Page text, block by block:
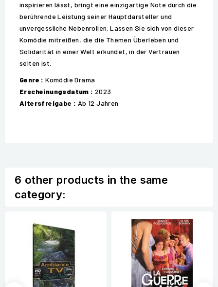
inspirieren lässt, bringt eine einzigartige Note durch die
berührende Leistung seiner Hauptdarsteller und
unvergessliche Nebenrollen. Lassen Sie sich von dieser
Komödie mitreißen, die die Themen Überleben und
Solidarität in einer Welt erkundet, in der Vertrauen
selten ist.
Genre : Komödie Drama
Erscheinungsdatum : 2023
Altersfreigabe : Ab 12 Jahren
6 other products in the same
category: